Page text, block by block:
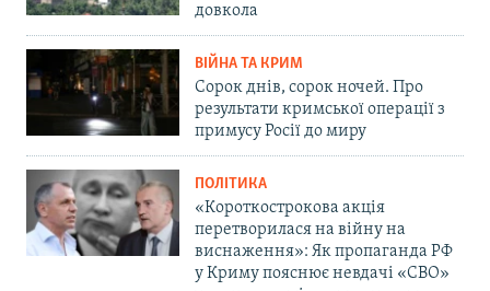
довкола
ВІЙНА ТА КРИМ
Сорок днів, сорок ночей. Про
результати кримської операції з
примусу Росії до миру
ПОЛІТИКА
«Короткострокова акція
перетворилася на війну на
виснаження»: Як пропаганда РФ
у Криму пояснює невдачі «СВО»